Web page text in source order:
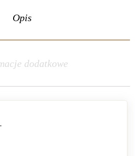
Opis
dodatkowe